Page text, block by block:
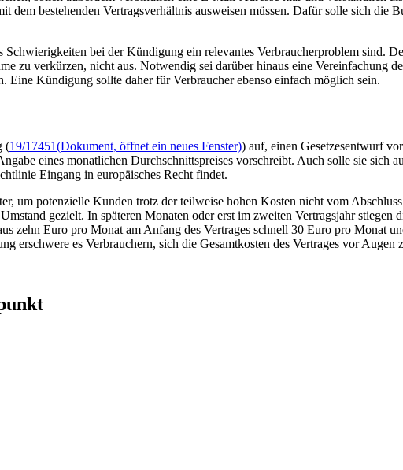
bestehenden Vertragsverhältnis ausweisen müssen. Dafür solle sich die
bei der Kündigung ein relevantes Verbraucherproblem sind.
zu verkürzen, nicht aus. Notwendig sei darüber hinaus eine
Eine Kündigung sollte daher für Verbraucher ebenso einfach möglich sein.
(19/17451(Dokument, öffnet ein neues Fenster)) auf, einen Gesetzesentwurf
eines monatlichen Durchschnittspreises vorschreibt. Auch solle sie sich
Eingang in europäisches Recht findet.
um potenzielle Kunden trotz der teilweise hohen Kosten nicht vom
gezielt. In späteren Monaten oder erst im zweiten Vertragsjahr
zehn Euro pro Monat am Anfang des Vertrages schnell 30 Euro pro Monat
erschwere es Verbrauchern, sich die Gesamtkosten des Vertrages vor Augen